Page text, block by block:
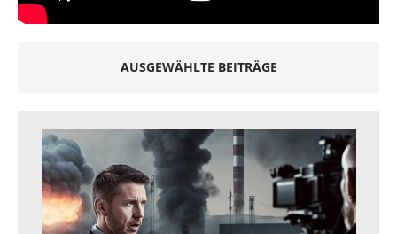
AUSGEWÄHLTE BEITRÄGE